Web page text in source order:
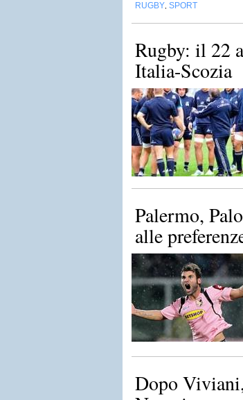
RUGBY SPORT
Rugby: il 22
Italia-Scozia
Palermo,
alle
Dopo